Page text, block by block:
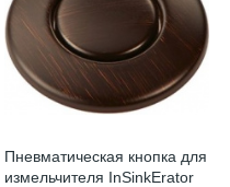
Пневматическая кнопка для
измельчителя InSinkErator